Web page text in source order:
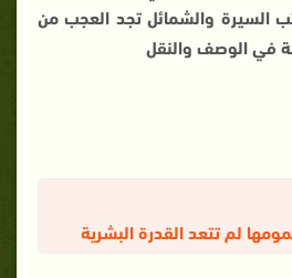
السيرة والشمائل تجد العجب من
في الوصف والنقل
لم تتعد القدرة البشرية